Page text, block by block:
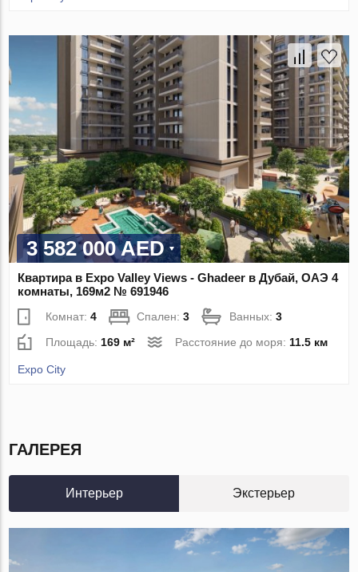
3 582 000 AED
Квартира в Expo Valley Views - Ghadeer в Дубай, ОАЭ 4
комнаты, 169м2 № 691946
Комнат:4 Спален:3 Ванных:3
Площадь: 169 м² Расстояние до моря: 11.5 км
Expo City
ГАЛЕРЕЯ
Интерьер Экстерьер